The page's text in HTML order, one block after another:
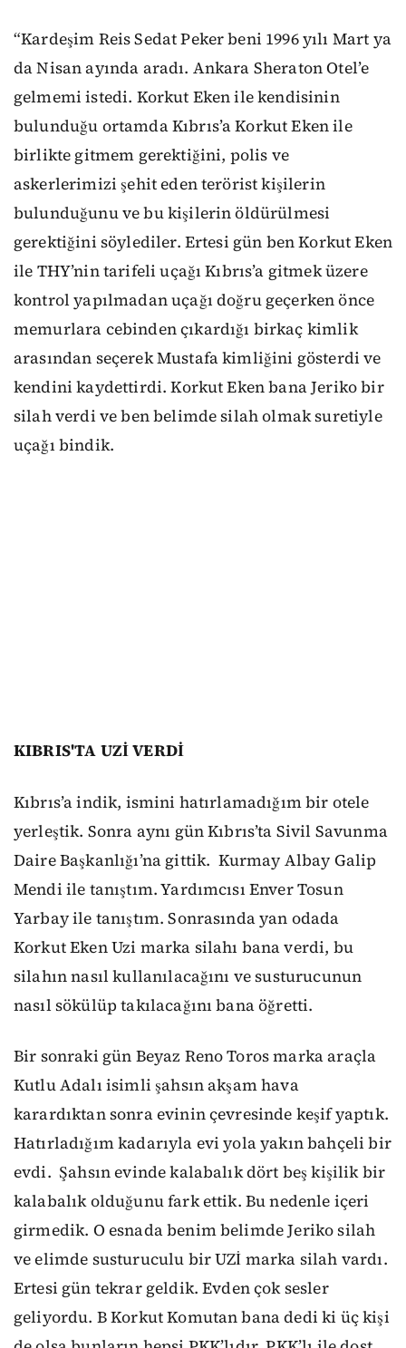
“Kardeşim Reis Sedat Peker beni 1996 yılı Mart ya
da Nisan ayında aradı. Ankara Sheraton Otel’e
gelmemi istedi. Korkut Eken ile kendisinin
bulunduğu ortamda Kıbrıs’a Korkut Eken ile
birlikte gitmem gerektiğini, polis ve
askerlerimizi şehit eden terörist kişilerin
bulunduğunu ve bu kişilerin öldürülmesi
gerektiğini söylediler. Ertesi gün ben Korkut Eken
ile THY’nin tarifeli uçağı Kıbrıs’a gitmek üzere
kontrol yapılmadan uçağı doğru geçerken önce
memurlara cebinden çıkardığı birkaç kimlik
arasından seçerek Mustafa kimliğini gösterdi ve
kendini kaydettirdi. Korkut Eken bana Jeriko bir
silah verdi ve ben belimde silah olmak suretiyle
uçağı bindik.
KIBRIS'TA UZİ VERDİ
Kıbrıs’a indik, ismini hatırlamadığım bir otele
yerleştik. Sonra aynı gün Kıbrıs’ta Sivil Savunma
Daire Başkanlığı’na gittik. Kurmay Albay Galip
Mendi ile tanıştım. Yardımcısı Enver Tosun
Yarbay ile tanıştım. Sonrasında yan odada
Korkut Eken Uzi marka silahı bana verdi, bu
silahın nasıl kullanılacağını ve susturucunun
nasıl sökülüp takılacağını bana öğretti.
Bir sonraki gün Beyaz Reno Toros marka araçla
Kutlu Adalı isimli şahsın akşam hava
karardıktan sonra evinin çevresinde keşif yaptık.
Hatırladığım kadarıyla evi yola yakın bahçeli bir
evdi. Şahsın evinde kalabalık dört beş kişilik bir
kalabalık olduğunu fark ettik. Bu nedenle içeri
girmedik. O esnada benim belimde Jeriko silah
ve elimde susturuculu bir UZİ marka silah vardı.
Ertesi gün tekrar geldik. Evden çok sesler
geliyordu. B Korkut Komutan bana dedi ki üç kişi